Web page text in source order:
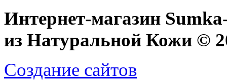
Интернет-магазин
из Натуральной Кожи ©
Создание сайтов